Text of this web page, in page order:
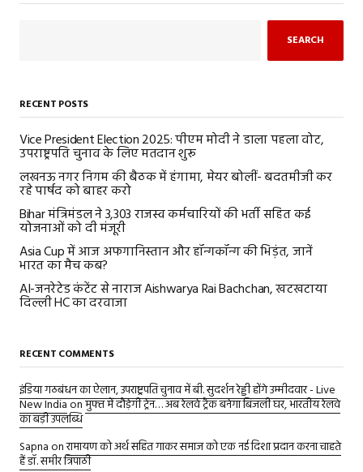
SEARCH
RECENT POSTS
Vice President Election 2025: पीएम मोदी ने डाला पहला वोट,
उपराष्ट्रपति चुनाव के लिए मतदान शुरू
लखनऊ नगर निगम की बैठक में हंगामा, मेयर बोलीं- बदतमीजी कर
रहे पार्षद को बाहर करो
Bihar मंत्रिमंडल ने 3,303 राजस्व कर्मचारियों की भर्ती सहित कई
योजनाओं को दी मंजूरी
Asia Cup में आज अफगानिस्तान और हॉन्गकॉन्ग की भिड़ंत, जानें
भारत का मैच कब?
AI-जनरेटेड कंटेंट से नाराज Aishwarya Rai Bachchan, खटखटाया
दिल्ली HC का दरवाजा
RECENT COMMENTS
इंडिया गठबंधन का ऐलान, उपराष्ट्रपति चुनाव में बी. सुदर्शन रेड्डी होंगे उम्मीदवार - Live
New Indiaonमुफ्त में दौड़ेगी ट्रेन… अब रेलवे ट्रैक बनेगा बिजली घर, भारतीय रेलवे
का बड़ी उपलब्धि
Sapnaonरामायण को अर्थ सहित गाकर समाज को एक नई दिशा प्रदान करना चाहते
हैं डॉ. समीर त्रिपाठी